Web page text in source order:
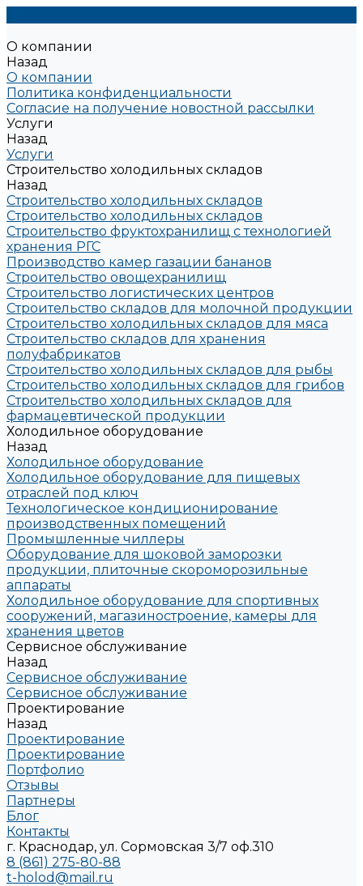
О компании
Назад
О компании
Политика конфиденциальности
Согласие на получение новостной рассылки
Услуги
Назад
Услуги
Строительство холодильных складов
Назад
Строительство холодильных складов
Строительство холодильных складов
Строительство фруктохранилищ с технологией
хранения РГС
Производство камер газации бананов
Строительство овощехранилищ
Строительство логистических центров
Строительство складов для молочной продукции
Строительство холодильных складов для мяса
Строительство складов для хранения
полуфабрикатов
Строительство холодильных складов для рыбы
Строительство холодильных складов для грибов
Строительство холодильных складов для
фармацевтической продукции
Холодильное оборудование
Назад
Холодильное оборудование
Холодильное оборудование для пищевых
отраслей под ключ
Технологическое кондиционирование
производственных помещений
Промышленные чиллеры
Оборудование для шоковой заморозки
продукции, плиточные скороморозильные
аппараты
Холодильное оборудование для спортивных
сооружений, магазиностроение, камеры для
хранения цветов
Сервисное обслуживание
Назад
Сервисное обслуживание
Сервисное обслуживание
Проектирование
Назад
Проектирование
Проектирование
Портфолио
Отзывы
Партнеры
Блог
Контакты
г. Краснодар, ул. Сормовская 3/7 оф.310
8 (861) 275-80-88
t-holod@mail.ru